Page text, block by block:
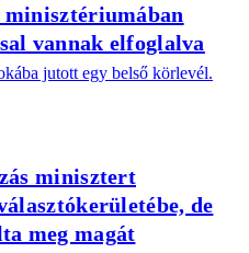
vannak elfoglalva
jutott egy belső körlevél.
minisztert
de
meg magát